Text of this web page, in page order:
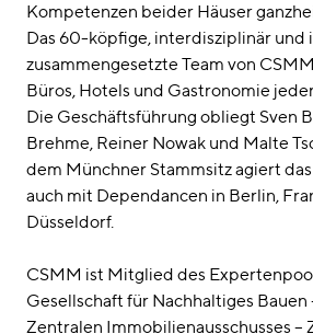
Kompetenzen beider Häuser
Das 60-köpfige, interdisziplinär und
zusammengesetzte Team von
Büros, Hotels und Gastronomie
Die Geschäftsführung obliegt Sven
Brehme, Reiner Nowak und Malte
dem Münchner Stammsitz agiert
auch mit Dependancen in Berlin,
Düsseldorf.
CSMM ist Mitglied des
Gesellschaft für Nachhaltiges Bauen
Zentralen Immobilienausschusses –